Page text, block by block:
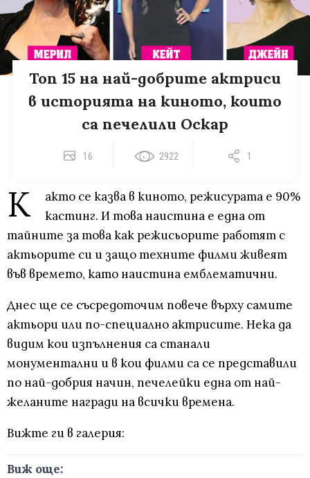
Toп 15 на най-добрите актриси
в историята на киното, които
са печелили Оскар
16 2922 1
К
акто се казва в киното, режисурата е 90%
кастинг. И това наистина е една от
тайните за това как режисьорите работят с
актьорите си и защо техните филми живеят
във времето, като наистина емблематични.
Днес ще се съсредоточим повече върху самите
актьори или по-специално актрисите. Нека да
видим кои изпълнения са станали
монументални и в кои филми са се представили
по най-добрия начин, печелейки една от най-
желаните награди на всички времена.
Вижте ги в галерия:
Виж още: